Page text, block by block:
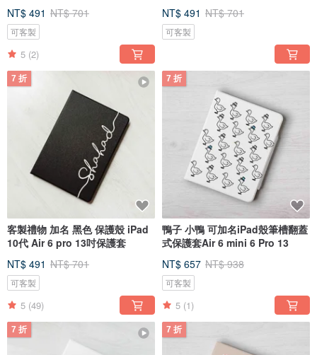
NT$ 491 NT$ 701
可客製
5 (2)
NT$ 491 NT$ 701
可客製
7 折
客製禮物 加名 黑色 保護殼 iPad
10代 Air 6 pro 13吋保護套
NT$ 491 NT$ 701
可客製
5 (49)
7 折
鴨子 小鴨 可加名iPad殼筆槽翻蓋
式保護套Air 6 mini 6 Pro 13
NT$ 657 NT$ 938
可客製
5 (1)
7 折 7 折